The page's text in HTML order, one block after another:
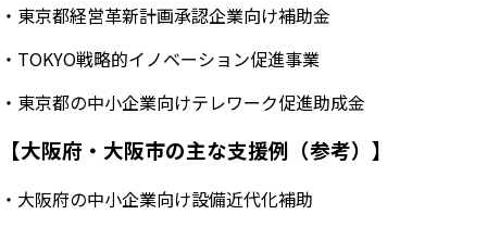
・東京都経営革新計画承認企業向け補助金
・TOKYO戦略的イノベーション促進事業
・東京都の中小企業向けテレワーク促進助成金
【大阪府・大阪市の主な支援例（参考）】
・大阪府の中小企業向け設備近代化補助